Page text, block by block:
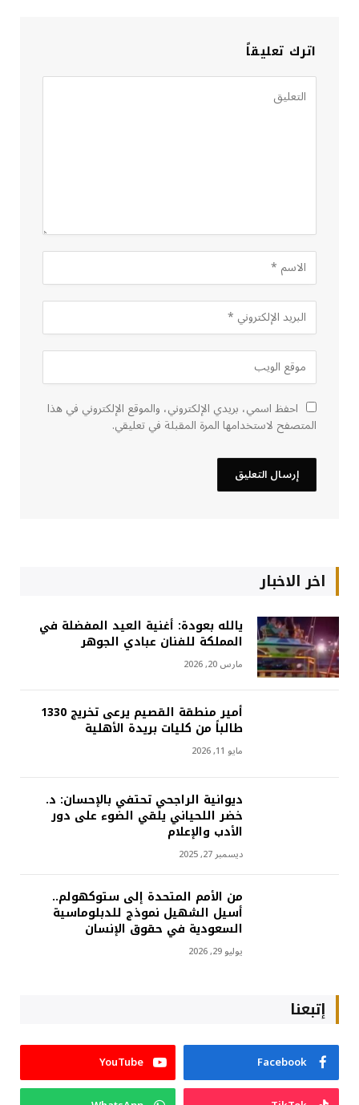
اترك تعليقاً
احفظ اسمي، بريدي الإلكتروني، والموقع الإلكتروني في هذا
المتصفح لاستخدامها المرة المقبلة في تعليقي.
اخر الاخبار
يالله بعودة: أغنية العيد المفضلة في
المملكة للفنان عبادي الجوهر
مارس 20, 2026
أمير منطقة القصيم يرعى تخريج 1330
طالباً من كليات بريدة الأهلية
مايو 11, 2026
ديوانية الراجحي تحتفي بالإحسان: د.
خضر اللحياني يلقي الضوء على دور
الأدب والإعلام
ديسمبر 27, 2025
من الأمم المتحدة إلى ستوكهولم..
أسيل الشهيل نموذج للدبلوماسية
السعودية في حقوق الإنسان
يوليو 29, 2026
إتبعنا
Facebook
YouTube